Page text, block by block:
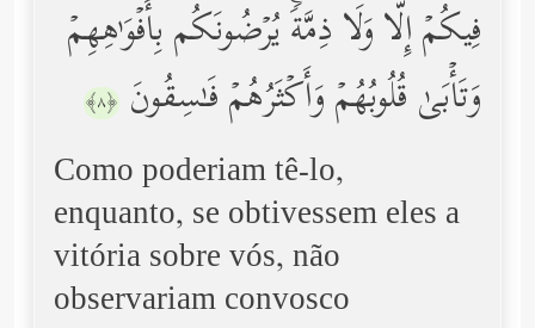
فِیكُمۡ إِلࣰّا وَلَا ذِمَّةࣰۚ یُرۡضُونَكُم بِأَفۡوَ ٰ⁠هِهِمۡ
وَتَأۡبَىٰ قُلُوبُهُمۡ وَأَكۡثَرُهُمۡ فَـٰسِقُونَ ﴿٨﴾
Como poderiam tê-lo,
enquanto, se obtivessem eles a
vitória sobre vós, não
observariam convosco